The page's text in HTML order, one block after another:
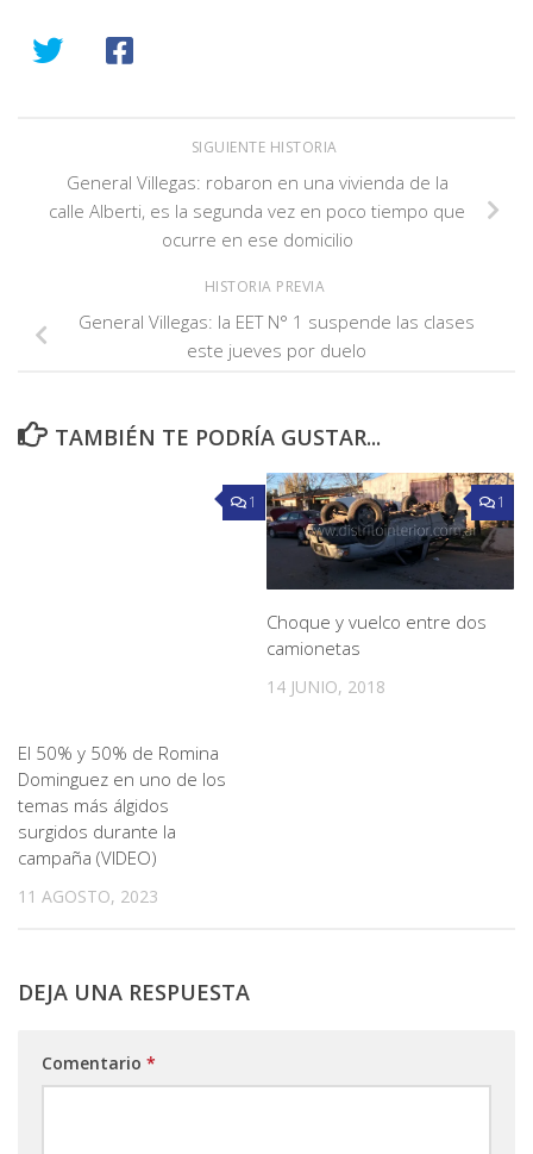
SIGUIENTE HISTORIA
General Villegas: robaron en una vivienda de la
calle Alberti, es la segunda vez en poco tiempo que
ocurre en ese domicilio
HISTORIA PREVIA
General Villegas: la EET N° 1 suspende las clases
este jueves por duelo
TAMBIÉN TE PODRÍA GUSTAR...
1
El 50% y 50% de Romina
Dominguez en uno de los
temas más álgidos
surgidos durante la
campaña (VIDEO)
11 AGOSTO, 2023
1
Choque y vuelco entre dos
camionetas
14 JUNIO, 2018
DEJA UNA RESPUESTA
Comentario *